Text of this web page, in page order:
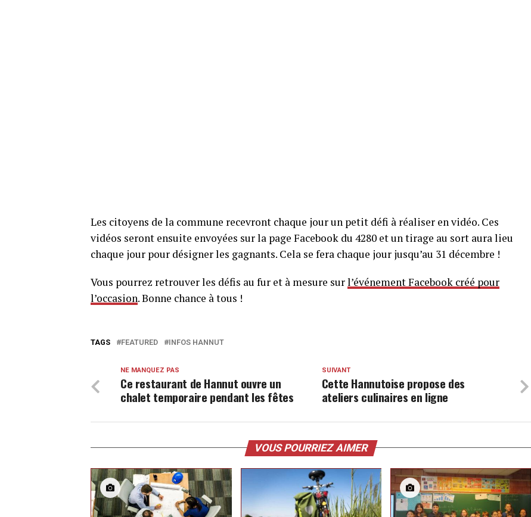
Les citoyens de la commune recevront chaque jour un petit défi à réaliser en vidéo. Ces
vidéos seront ensuite envoyées sur la page Facebook du 4280 et un tirage au sort aura lieu
chaque jour pour désigner les gagnants. Cela se fera chaque jour jusqu’au 31 décembre !
Vous pourrez retrouver les défis au fur et à mesure surl’événement Facebook créé pour
l’occasion. Bonne chance à tous !
TAGS FEATURED INFOS HANNUT
SUIVANT
Cette Hannutoise propose des
ateliers culinaires en ligne
NE MANQUEZ PAS
Ce restaurant de Hannut ouvre un
chalet temporaire pendant les fêtes
VOUS POURRIEZ AIMER